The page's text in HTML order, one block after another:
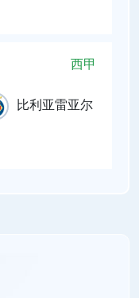
西甲
比利亚雷亚尔